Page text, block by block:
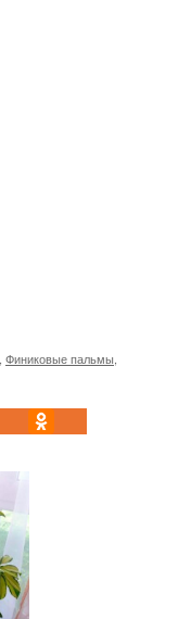
Финиковые пальмы